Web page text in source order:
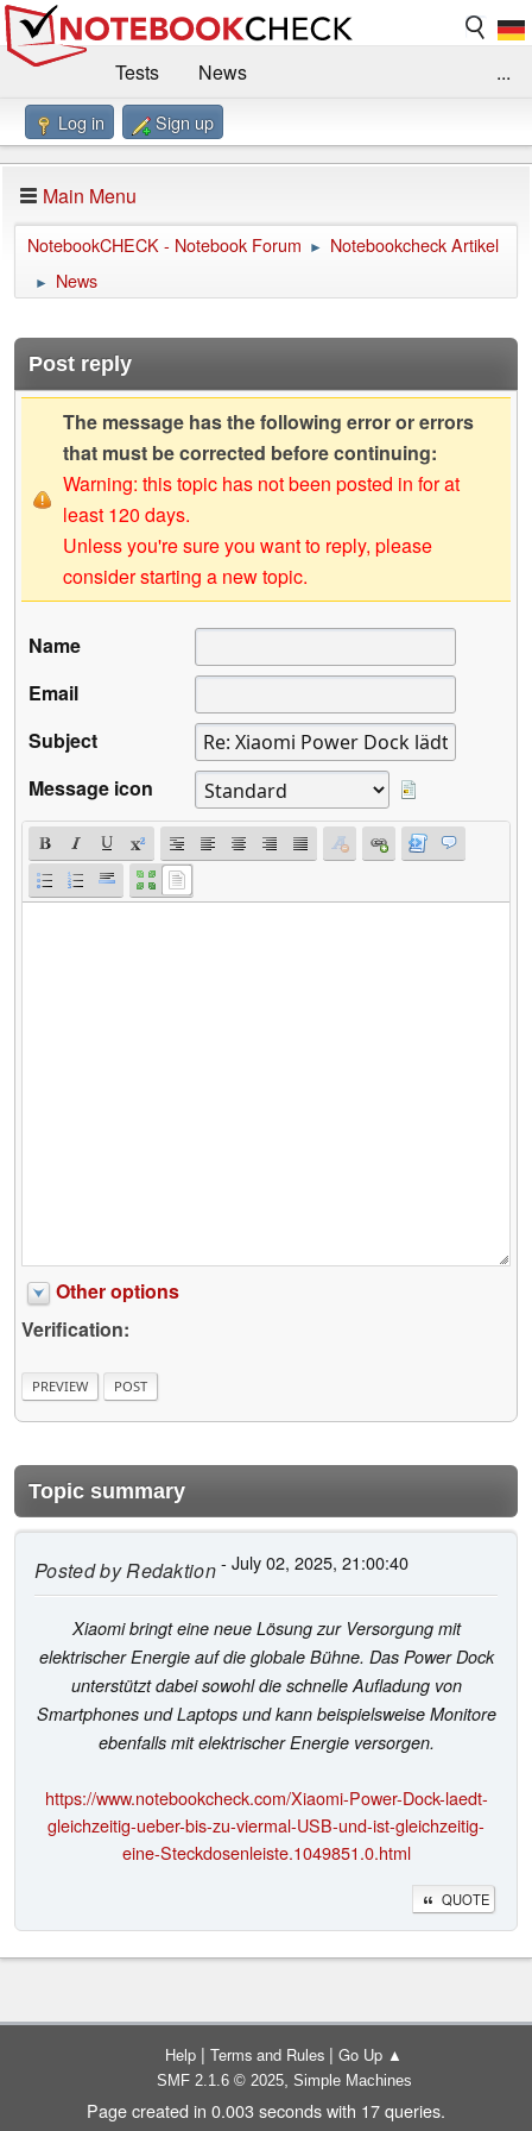
Tests
News
Benchmarks / Technik
Forum
Impressum
...
Log in Sign up
Main Menu
NotebookCHECK - Notebook Forum ► Notebookcheck Artikel
► News
Post reply
The message has the following error or errors
that must be corrected before continuing:
Warning: this topic has not been posted in for at
least 120 days.
Unless you're sure you want to reply, please
consider starting a new topic.
Name
Email
Subject
Message icon
Other options
Verification:
Topic summary
Posted byRedaktion- July 02, 2025, 21:00:40
Xiaomi bringt eine neue Lösung zur Versorgung mit
elektrischer Energie auf die globale Bühne. Das Power Dock
unterstützt dabei sowohl die schnelle Aufladung von
Smartphones und Laptops und kann beispielsweise Monitore
ebenfalls mit elektrischer Energie versorgen.
https://www.notebookcheck.com/Xiaomi-Power-Dock-laedt-
gleichzeitig-ueber-bis-zu-viermal-USB-und-ist-gleichzeitig-
eine-Steckdosenleiste.1049851.0.html
QUOTE
Help | Terms and Rules | Go Up ▲
SMF 2.1.6 © 2025, Simple Machines
Page created in 0.003 seconds with 17 queries.